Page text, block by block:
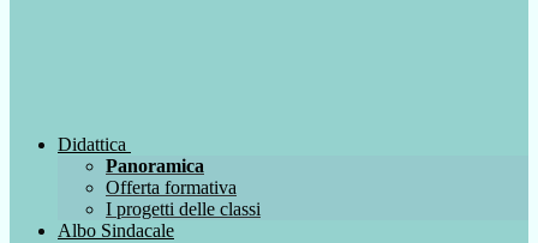
Didattica
Panoramica
Offerta formativa
I progetti delle classi
Albo Sindacale